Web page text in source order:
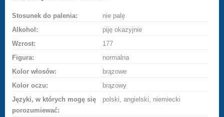
Stosunek do palenia:
nie palę
Alkohol:
piję okazyjnie
Wzrost:
177
Figura:
normalna
Kolor włosów:
brązowe
Kolor oczu:
brązowy
Języki, w których mogę się
porozumiewać:
polski, angielski, niemiecki